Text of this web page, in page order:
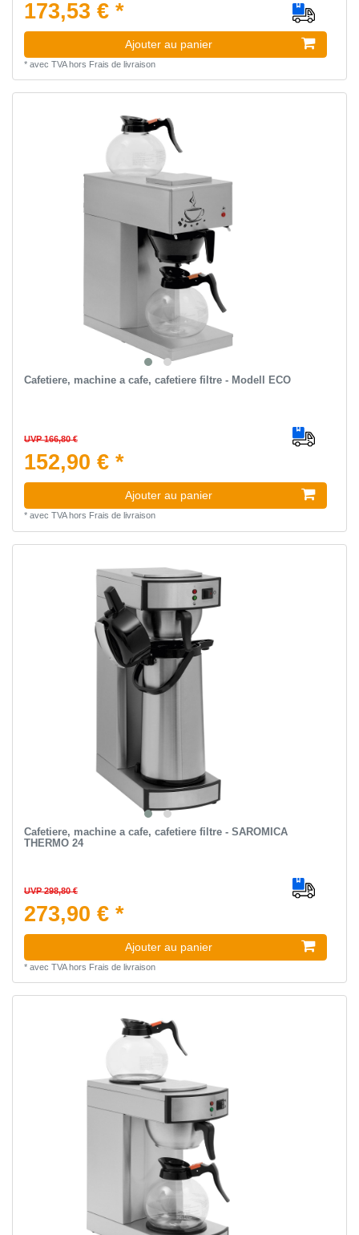
173,53 € *
Ajouter au panier
* avec TVAhors Frais de livraison
Сafetiere, machine a cafe, cafetiere filtre - Modell ECO
UVP 166,80 €
152,90 € *
Ajouter au panier
* avec TVAhors Frais de livraison
Сafetiere, machine a cafe, cafetiere filtre - SAROMICA
THERMO 24
UVP 298,80 €
273,90 € *
Ajouter au panier
* avec TVAhors Frais de livraison